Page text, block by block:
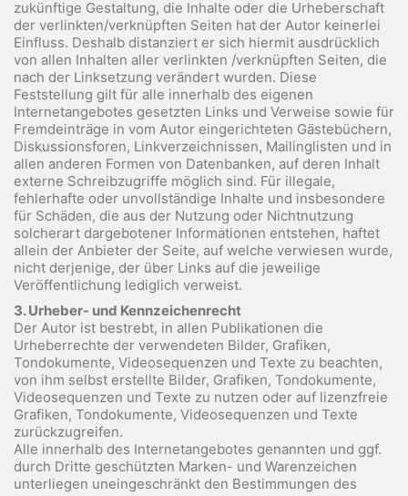
zukünftige Gestaltung, die Inhalte oder die Urheberschaft
der verlinkten/verknüpften Seiten hat der Autor keinerlei
Einfluss. Deshalb distanziert er sich hiermit ausdrücklich
von allen Inhalten aller verlinkten /verknüpften Seiten, die
nach der Linksetzung verändert wurden. Diese
Feststellung gilt für alle innerhalb des eigenen
Internetangebotes gesetzten Links und Verweise sowie für
Fremdeinträge in vom Autor eingerichteten Gästebüchern,
Diskussionsforen, Linkverzeichnissen, Mailinglisten und in
allen anderen Formen von Datenbanken, auf deren Inhalt
externe Schreibzugriffe möglich sind. Für illegale,
fehlerhafte oder unvollständige Inhalte und insbesondere
für Schäden, die aus der Nutzung oder Nichtnutzung
solcherart dargebotener Informationen entstehen, haftet
allein der Anbieter der Seite, auf welche verwiesen wurde,
nicht derjenige, der über Links auf die jeweilige
Veröffentlichung lediglich verweist.
3. Urheber- und Kennzeichenrecht
Der Autor ist bestrebt, in allen Publikationen die
Urheberrechte der verwendeten Bilder, Grafiken,
Tondokumente, Videosequenzen und Texte zu beachten,
von ihm selbst erstellte Bilder, Grafiken, Tondokumente,
Videosequenzen und Texte zu nutzen oder auf lizenzfreie
Grafiken, Tondokumente, Videosequenzen und Texte
zurückzugreifen.
Alle innerhalb des Internetangebotes genannten und ggf.
durch Dritte geschützten Marken- und Warenzeichen
unterliegen uneingeschränkt den Bestimmungen des